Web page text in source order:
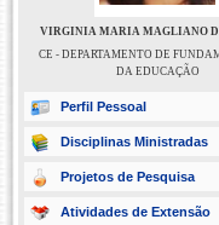
VIRGINIA MARIA MAGLIANO
CE - DEPARTAMENTO DE
DA EDUCAÇÃO
Perfil Pessoal
Disciplinas Ministradas
Projetos de Pesquisa
Atividades de Extensão